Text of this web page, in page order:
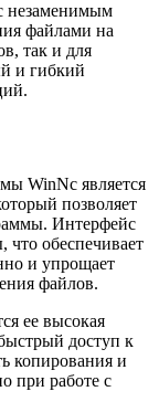
незаменимым
файлами на
так и для
и гибкий
WinNc является
позволяет
Интерфейс
что обеспечивает
и упрощает
файлов.
ее высокая
доступ к
копирования и
при работе с